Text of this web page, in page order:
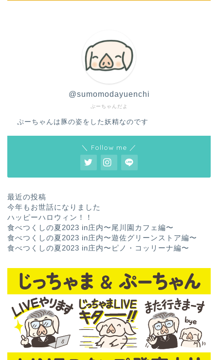
ぷーちゃんだよ
@sumomodayuenchi
ぷーちゃんは豚の姿をした妖精なのです
＼ Follow me ／
最近の投稿
今年もお世話になりました
ハッピーハロウィン！！
食べつくしの夏2023 in庄内〜尾川園カフェ編〜
食べつくしの夏2023 in庄内〜遊佐グリーンストア編〜
食べつくしの夏2023 in庄内〜ピノ・コッリーナ編〜
ホーム
お問い合わせ